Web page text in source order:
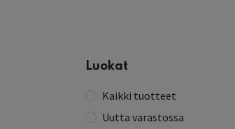
Luokat
Kaikki tuotteet
Uutta varastossa